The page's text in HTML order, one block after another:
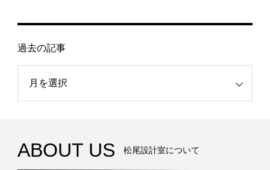
過去の記事
ABOUT US 松尾設計室について